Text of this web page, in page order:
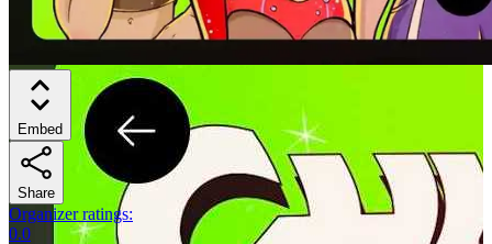
Embed
Share
Organizer ratings:
0.0